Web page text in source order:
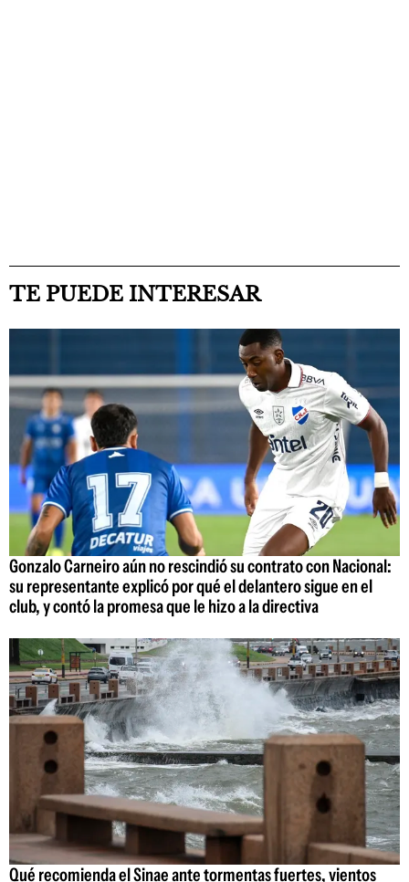
TE PUEDE INTERESAR
Gonzalo Carneiro aún no rescindió su contrato con Nacional:
su representante explicó por qué el delantero sigue en el
club, y contó la promesa que le hizo a la directiva
Qué recomienda el Sinae ante tormentas fuertes, vientos